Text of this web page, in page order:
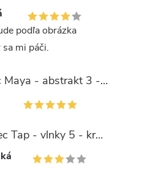
podľa obrázka
mi páči.
Kusový koberec Maya - abstrakt 3 - čierny/žltý
Moderný koberec Tap - vlnky 5 - krémový/zelený